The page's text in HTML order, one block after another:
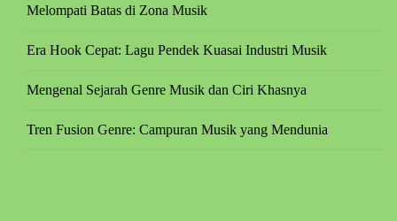
Melompati Batas di Zona Musik
Era Hook Cepat: Lagu Pendek Kuasai Industri Musik
Mengenal Sejarah Genre Musik dan Ciri Khasnya
Tren Fusion Genre: Campuran Musik yang Mendunia